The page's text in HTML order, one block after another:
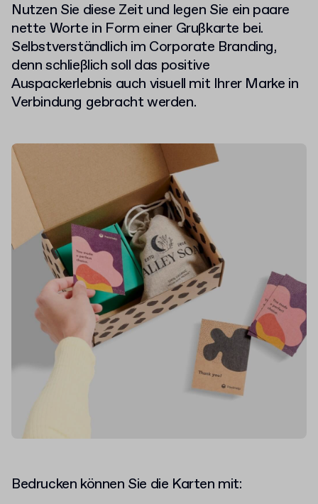
Nutzen Sie diese Zeit und legen Sie ein paare
nette Worte in Form einer Grußkarte bei.
Selbstverständlich im Corporate Branding,
denn schließlich soll das positive
Auspackerlebnis auch visuell mit Ihrer Marke in
Verbindung gebracht werden.
Bedrucken können Sie die Karten mit: